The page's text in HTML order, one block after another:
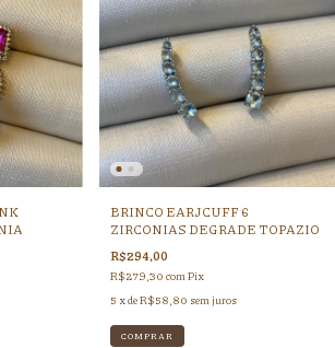
BRINCO EARJCUFF 6
ZIRCONIAS DEGRADE TOPAZIO
R$294,00
R$279,30 comPix
5 x deR$58,80 sem juros